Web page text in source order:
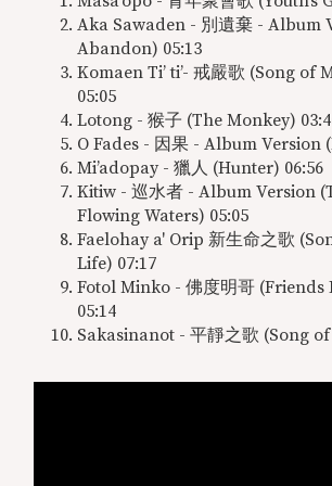
Aka Sawaden - 別遺棄 - Album
Abandon) 05:13
Komaen Ti’ ti’- 戒嚴歌 (Song of
05:05
Lotong - 猴子 (The Monkey)
O Fades - 因果 - Album Version
Mi’adopay - 獵人 (Hunter) 06:56
Kitiw - 巡水者 - Album Version
Flowing Waters) 05:05
Faelohay a' Orip 新生命之歌
Life) 07:17
Fotol Minko - 佛度明哥 (Friends
05:14
Sakasinanot - 平靜之歌 (Song of